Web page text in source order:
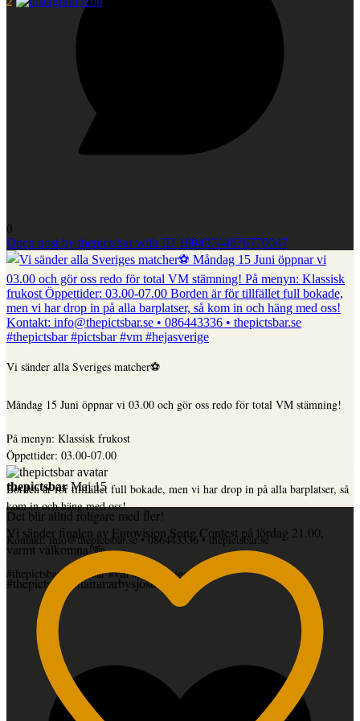
0
Open post by thepictsbar with ID 18049744676770047
Vi sänder alla Sveriges matcher⚽️
Måndag 15 Juni öppnar vi 03.00 och gör oss redo för total VM stämning!
På menyn: Klassisk frukost
Öppettider: 03.00-07.00
Borden är för tillfället full bokade, men vi har drop in på alla barplatser, så
kom in och häng med oss!
Kontakt: info@thepictsbar.se • 086443336 • thepictsbar.se
#thepictsbar #pictsbar #vm #hejasverige ...
thepictsbar Maj 15
Det blir alltid roligare med fler!
Vi sänder finalen av Eurovision Song Contest på lördag 21.00,
varmt välkomna!🍻
#thepictsbar #hammarbysjostad